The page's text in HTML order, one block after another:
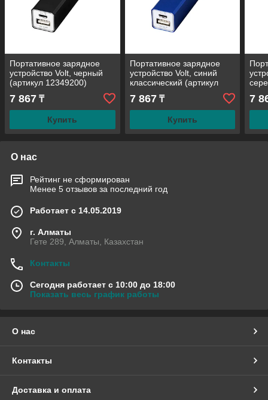
Портативное зарядное
устройство Volt, черный
(артикул 12349200)
7 867 ₸
Купить
Портативное зарядное
устройство Volt, синий
классический (артикул
12349201)
7 867₸
Купить
7
О нас
Рейтинг не сформирован
Менее 5 отзывов за последний год
Работает с 14.05.2019
г. Алматы
Гете 289, Алматы, Казахстан
Контакты
Сегодня работает с 10:00 до 18:00
Показать весь график работы
О нас
Контакты
Доставка и оплата